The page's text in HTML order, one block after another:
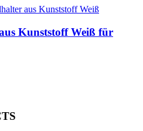
Kunststoff Weiß für